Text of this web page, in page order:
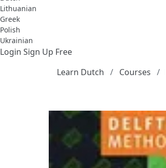
Lithuanian
Greek
Polish
Ukrainian
Login Sign Up Free
Learn Dutch
Courses